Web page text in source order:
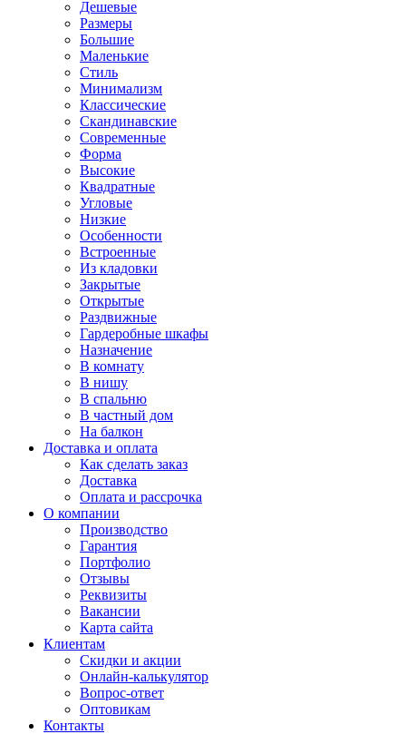
Дешевые
Размеры
Большие
Маленькие
Стиль
Минимализм
Классические
Скандинавские
Современные
Форма
Высокие
Квадратные
Угловые
Низкие
Особенности
Встроенные
Из кладовки
Закрытые
Открытые
Раздвижные
Гардеробные шкафы
Назначение
В комнату
В нишу
В спальню
В частный дом
На балкон
Доставка и оплата
Как сделать заказ
Доставка
Оплата и рассрочка
О компании
Производство
Гарантия
Портфолио
Отзывы
Реквизиты
Вакансии
Карта сайта
Клиентам
Скидки и акции
Онлайн-калькулятор
Вопрос-ответ
Оптовикам
Контакты